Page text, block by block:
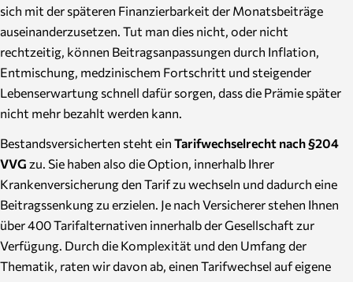
sich mit der späteren Finanzierbarkeit der Monatsbeiträge
auseinanderzusetzen. Tut man dies nicht, oder nicht
rechtzeitig, können Beitragsanpassungen durch Inflation,
Entmischung, medzinischem Fortschritt und steigender
Lebenserwartung schnell dafür sorgen, dass die Prämie später
nicht mehr bezahlt werden kann.
Bestandsversicherten steht ein Tarifwechselrecht nach §204
VVG zu. Sie haben also die Option, innerhalb Ihrer
Krankenversicherung den Tarif zu wechseln und dadurch eine
Beitragssenkung zu erzielen. Je nach Versicherer stehen Ihnen
über 400 Tarifalternativen innerhalb der Gesellschaft zur
Verfügung. Durch die Komplexität und den Umfang der
Thematik, raten wir davon ab, einen Tarifwechsel auf eigene